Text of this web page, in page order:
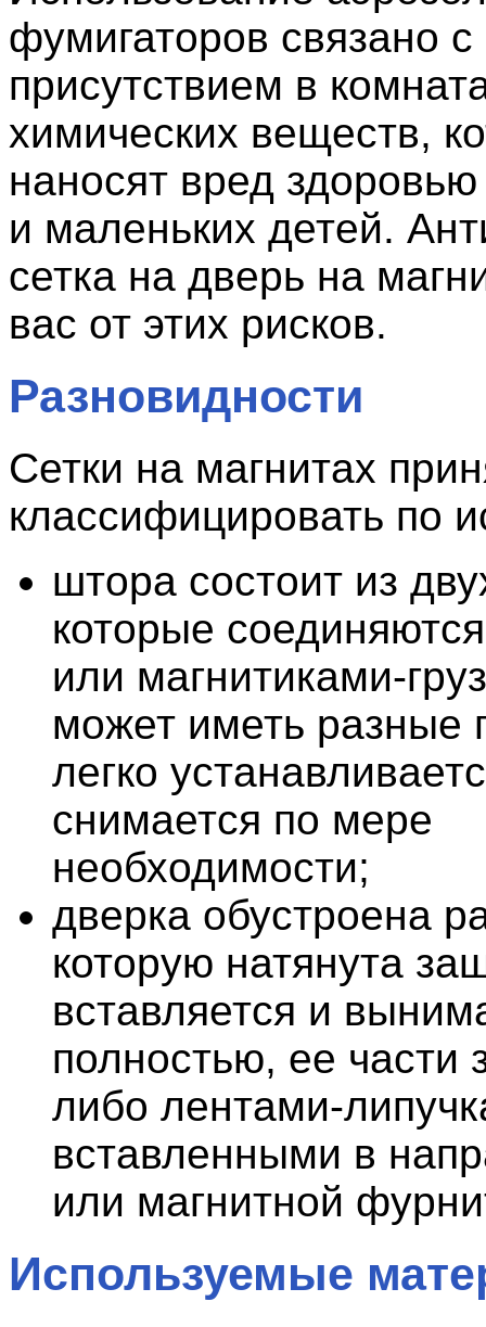
фумигаторов связано с
присутствием в
химических веществ,
наносят вред
и маленьких детей.
сетка на дверь на
вас от этих рисков.
Разновидности
Сетки на магнитах
классифицировать по
штора состоит из
которые
или магнитиками-
может иметь разные
легко
снимается по мере
необходимости;
дверка обустроена
которую натянута
вставляется и
полностью, ее части
либо лентами-
вставленными в
или магнитной
Используемые